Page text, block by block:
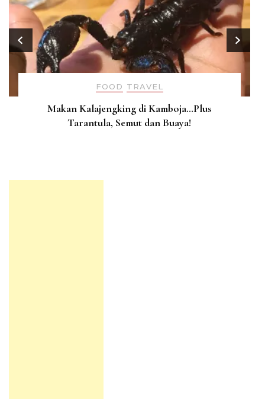
FOOD TRAVEL
Makan Kalajengking di Kamboja…Plus
Tarantula, Semut dan Buaya!